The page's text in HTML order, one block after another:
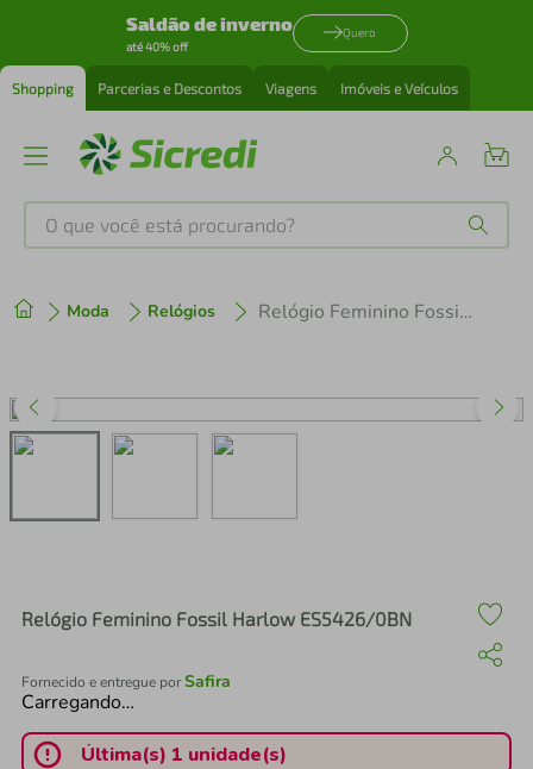
Saldão de inverno
até 40% off
Quero
Shopping Parcerias e Descontos Viagens Imóveis e Veículos
O que você está procurando?
Moda Relógios Relógio Feminino Fossil Harlow ES5426/0BN
Relógio Feminino Fossil Harlow ES5426/0BN
Fornecido e entregue porSafira
Carregando…
Última(s) 1 unidade(s)
2º cafeteira